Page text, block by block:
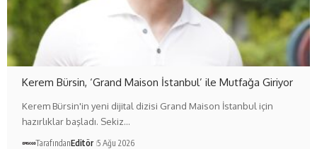
Kerem Bürsin, ‘Grand Maison İstanbul’ ile Mutfağa Giriyor
Kerem Bürsin'in yeni dijital dizisi Grand Maison İstanbul için
hazırlıklar başladı. Sekiz…
TarafındanEditör 5 Ağu 2026